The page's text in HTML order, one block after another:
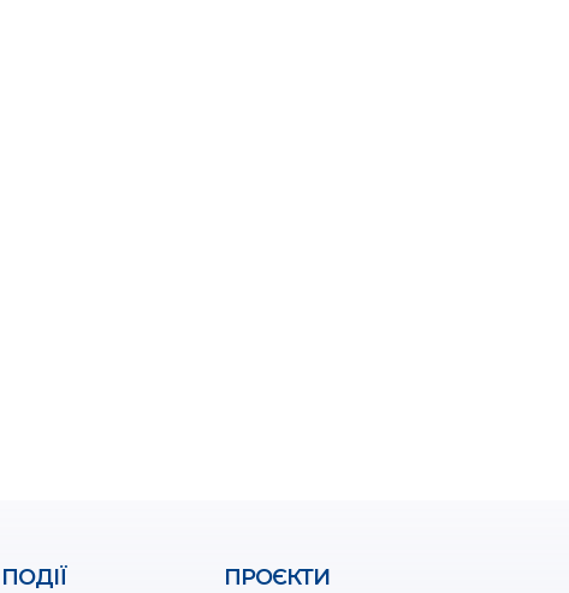
ПОДІЇ ПРОЄКТИ